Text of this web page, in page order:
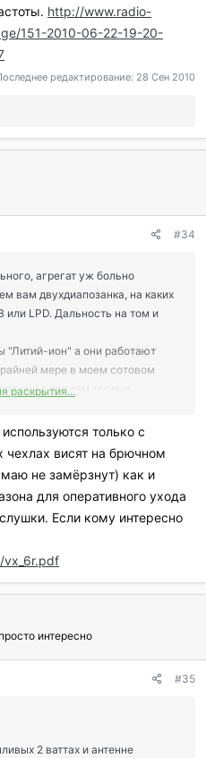
http://www.radio-
151-2010-06-22-19-20-
редактирование: 28 Сен 2010
#34
агрегат уж больно
вам двухдиапозанка, на каких
или LPD. Дальность на том и
"Литий-ион" а они работают
мере в моем сотовом
они к рациям теплые
раскрытия...
только с
висят на брючном
не замёрзнут) как и
для оперативного ухода
Если кому интересно
vx_6r.pdf
интересно
#35
2 ваттах и антенне